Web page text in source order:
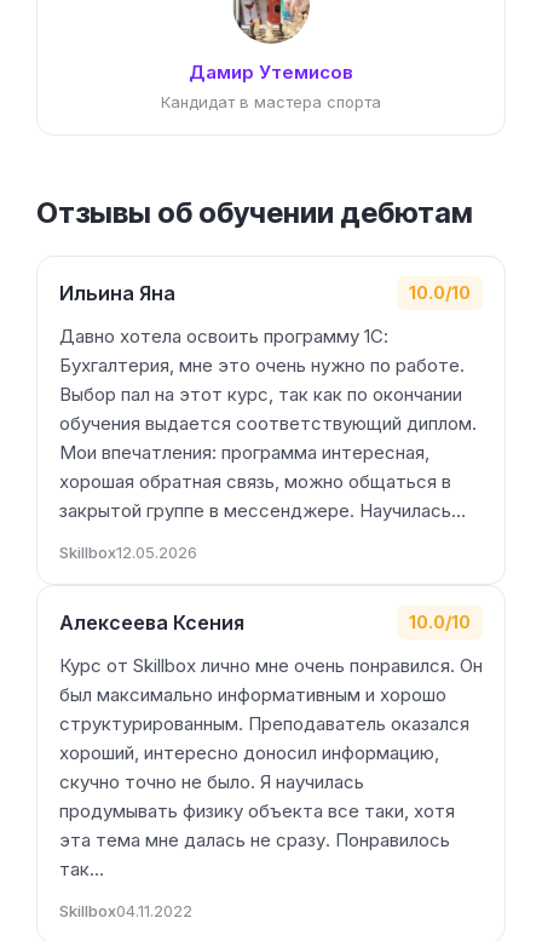
Дамир Утемисов
Кандидат в мастера спорта
Отзывы об обучении дебютам
Ильина Яна 10.0/10
Давно хотела освоить программу 1С:
Бухгалтерия, мне это очень нужно по работе.
Выбор пал на этот курс, так как по окончании
обучения выдается соответствующий диплом.
Мои впечатления: программа интересная,
хорошая обратная связь, можно общаться в
закрытой группе в мессенджере. Научилась…
Skillbox12.05.2026
Алексеева Ксения 10.0/10
Курс от Skillbox лично мне очень понравился. Он
был максимально информативным и хорошо
структурированным. Преподаватель оказался
хороший, интересно доносил информацию,
скучно точно не было. Я научилась
продумывать физику объекта все таки, хотя
эта тема мне далась не сразу. Понравилось
так…
Skillbox04.11.2022